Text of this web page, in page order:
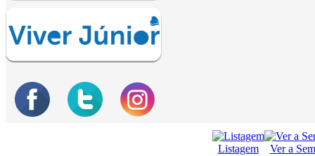
Listagem Ver a